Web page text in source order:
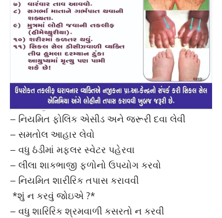
– નિયમિત ફોલિક એસીડ અને જરૂરી દવા લેવી
– સમતોલ આહાર લેવો
– વધુ ઠંડીમાં મફલર સ્વેટર પહેરવા
– લીલા શાકભાજી ફળોનો ઉપયોગ કરવો
– નિયમિત શારીરિક તપાસ કરાવવી
*શું ન કરવું જોઇએ ?*
– વધુ શારિરિક શ્રમવાળી કસરતો ન કરવી